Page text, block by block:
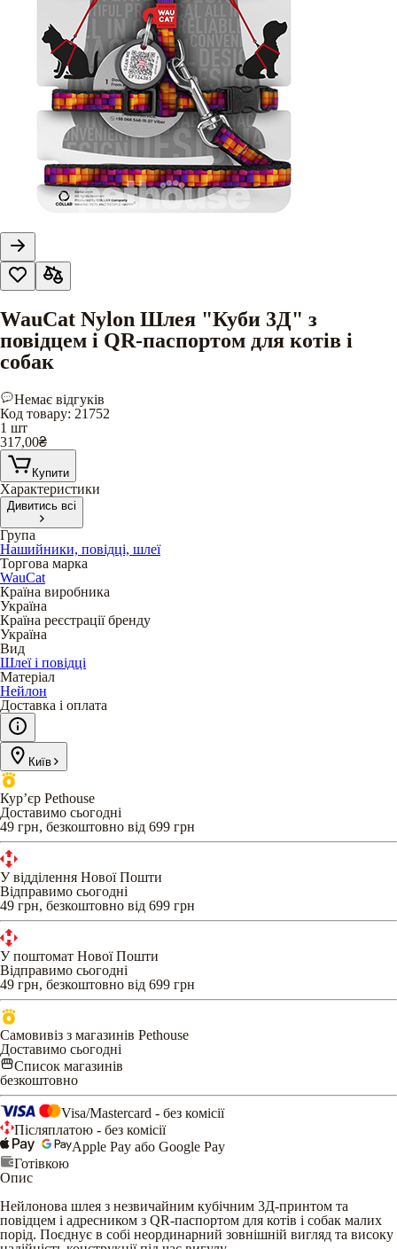
WauCat Nylon Шлея "Куби 3Д" з
повідцем і QR-паспортом для котів і
собак
Немає відгуків
Код товару: 21752
1 шт
317,00₴
Купити
Характеристики
Дивитись всі
Група
Нашийники, повідці, шлеї
Торгова марка
WauCat
Країна виробника
Україна
Країна реєстрації бренду
Україна
Вид
Шлеї і повідці
Матеріал
Нейлон
Доставка і оплата
Київ
Кур’єр Pethouse
Доставимо сьогодні
49 грн, безкоштовно від 699 грн
У відділення Нової Пошти
Відправимо сьогодні
49 грн, безкоштовно від 699 грн
У поштомат Нової Пошти
Відправимо сьогодні
49 грн, безкоштовно від 699 грн
Самовивіз з магазинів Pethouse
Доставимо сьогодні
Список магазинів
безкоштовно
Visa/Mastercard - без комісії
Післяплатою - без комісії
Apple Pay або Google Pay
Готівкою
Опис
Нейлонова шлея з незвичайним кубічним 3Д-принтом та
повідцем і адресником з QR-паспортом для котів і собак малих
порід. Поєднує в собі неординарний зовнішній вигляд та високу